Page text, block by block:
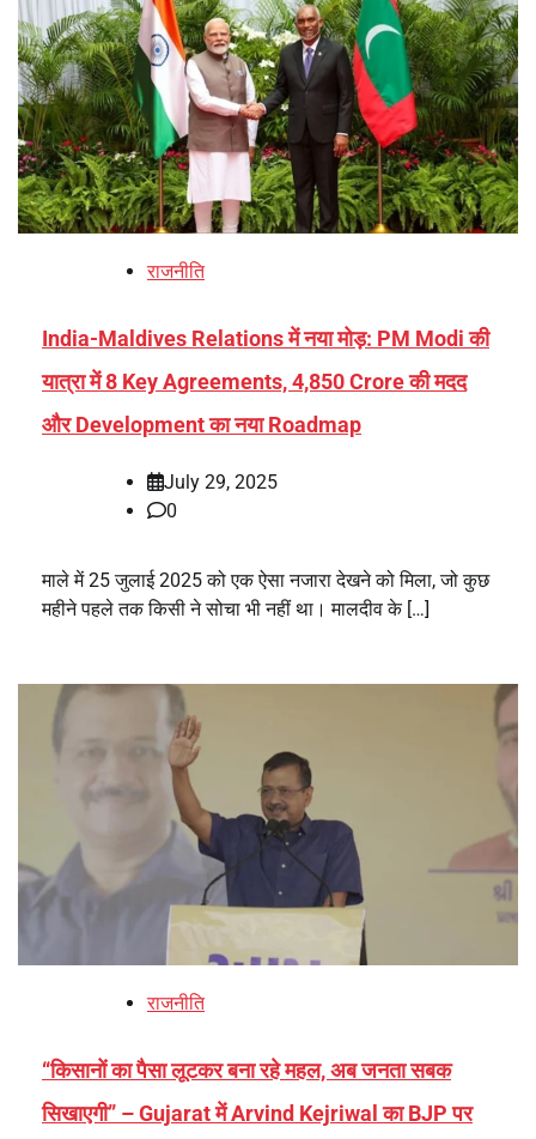
राजनीति
India-Maldives Relations में नया मोड़: PM Modi की
यात्रा में 8 Key Agreements, 4,850 Crore की मदद
और Development का नया Roadmap
July 29, 2025
0
माले में 25 जुलाई 2025 को एक ऐसा नजारा देखने को मिला, जो कुछ
महीने पहले तक किसी ने सोचा भी नहीं था। मालदीव के […]
राजनीति
“किसानों का पैसा लूटकर बना रहे महल, अब जनता सबक
सिखाएगी” – Gujarat में Arvind Kejriwal का BJP पर